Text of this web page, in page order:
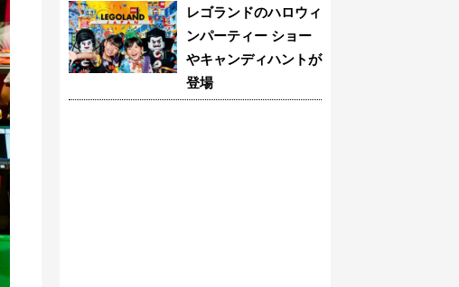
レゴランドのハロウィ
ンパーティー ショー
やキャンディハントが
登場